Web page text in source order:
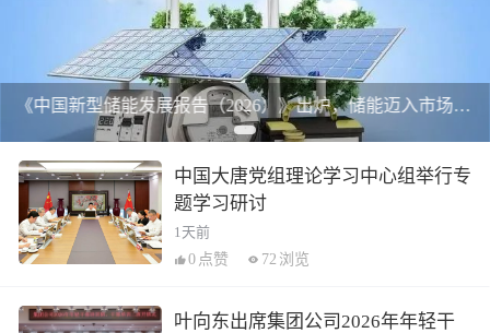
《中国新型储能发展报告（2026）》出炉，储能迈入市场化提质新阶段
中国大唐党组理论学习中心组举行专
题学习研讨
1天前
0 点赞 72 浏览
叶向东出席集团公司2026年年轻干